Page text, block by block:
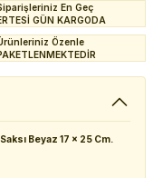
En Geç
GÜN KARGODA
Özenle
Beyaz 17 x 25 Cm.